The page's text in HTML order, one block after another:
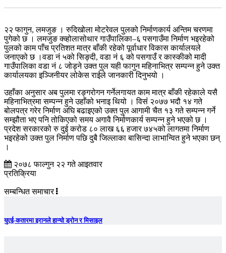
२२ फागुन, लमजुङ । रुदिखोला मोटरेवल पुलको निर्माणकार्य अन्तिम चरणमा
पुगेको छ । लमजुङ क्व्होलासोथार गाउँपालिका–६ पसगाउँमा निर्माण भइरहेको
पुलको काम पाँच प्रतिशत मात्र बाँकी रहेको पूर्वाधार विकास कार्यालयले
जनाएको छ ।वडा नं ५को सिङ्दी, वडा नं ६ को पसगाउँ र कास्कीको मादी
गाउँपालिका वडा नं ८ जोड्ने उक्त पुल यही फागुन महिनाभित्र सम्पन्न हुने उक्त
कार्यालयका इञ्जिनीयर लोकेस राईले जानकारी दिनुभयो ।
उहाँका अनुसार अब पुलमा रङ्गरोगन गर्नेलगायत काम मात्र बाँकी रहेकाले यसै
महिनाभित्रमा सम्पन्न हुने उहाँको भनाइ थियो । विसंं २०७७ भदौ १४ गते
बोलपत्र गरेर निर्माण अघि बढाइएको उक्त पुल आगामी चैत १३ गते सम्पन्न गर्ने
सम्झौता भए पनि तोकिएको समय अगावै निर्माणकार्य सम्पन्न हुने भएको छ ।
प्रदेश सरकारको रु दुई करोड ८० लाख ६६ हजार ७४५को लागतमा निर्माण
भइरहेको उक्त पुल निर्माण पछि दुबै जिल्लाका बासिन्दा लाभान्वित हुने भएका छन्
।
२०७८ फाल्गुन २२ गते आइतवार
प्रतिक्रिया
सम्बन्धित समाचार
युएई-कतारमा इरानले हान्यो ड्रोन र मिसाइल